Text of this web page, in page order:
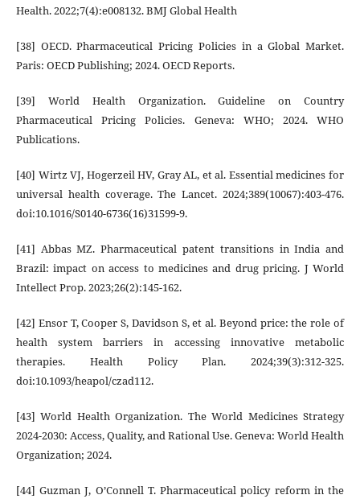
Health. 2022;7(4):e008132. BMJ Global Health
[38] OECD. Pharmaceutical Pricing Policies in a Global Market.
Paris: OECD Publishing; 2024. OECD Reports.
[39] World Health Organization. Guideline on Country
Pharmaceutical Pricing Policies. Geneva: WHO; 2024. WHO
Publications.
[40] Wirtz VJ, Hogerzeil HV, Gray AL, et al. Essential medicines for
universal health coverage. The Lancet. 2024;389(10067):403-476.
doi:10.1016/S0140-6736(16)31599-9.
[41] Abbas MZ. Pharmaceutical patent transitions in India and
Brazil: impact on access to medicines and drug pricing. J World
Intellect Prop. 2023;26(2):145-162.
[42] Ensor T, Cooper S, Davidson S, et al. Beyond price: the role of
health system barriers in accessing innovative metabolic
therapies. Health Policy Plan. 2024;39(3):312-325.
doi:10.1093/heapol/czad112.
[43] World Health Organization. The World Medicines Strategy
2024-2030: Access, Quality, and Rational Use. Geneva: World Health
Organization; 2024.
[44] Guzman J, O’Connell T. Pharmaceutical policy reform in the